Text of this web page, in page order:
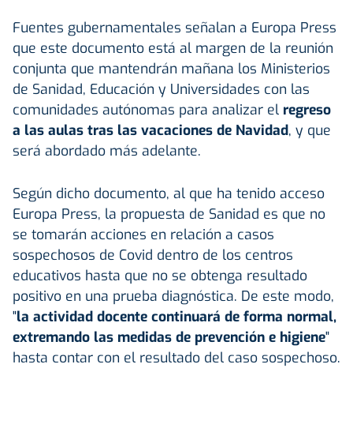
Fuentes gubernamentales señalan a Europa Press
que este documento está al margen de la reunión
conjunta que mantendrán mañana los Ministerios
de Sanidad, Educación y Universidades con las
comunidades autónomas para analizar el regreso
a las aulas tras las vacaciones de Navidad, y que
será abordado más adelante.
Según dicho documento, al que ha tenido acceso
Europa Press, la propuesta de Sanidad es que no
se tomarán acciones en relación a casos
sospechosos de Covid dentro de los centros
educativos hasta que no se obtenga resultado
positivo en una prueba diagnóstica. De este modo,
"la actividad docente continuará de forma normal,
extremando las medidas de prevención e higiene"
hasta contar con el resultado del caso sospechoso.